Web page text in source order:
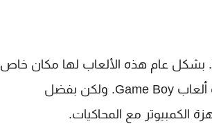
دعنا نتفق أولا ان حينما نذكر لك مختصر GBA فهي مختصر Game Boy Advance. بشكل عام هذه الألعاب لها مكان خاص
في قلوب عشاق اللعبة. كان هناك وقت كانت فيه جهاز تحكم GBA إلزامي للعب ألعاب Game Boy. ولكن بفضل